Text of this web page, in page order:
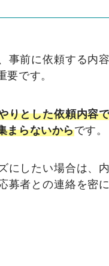
事前に依頼する内
です。
りとした依頼内容
まらないからです。
にしたい場合は、
募者との連絡を密